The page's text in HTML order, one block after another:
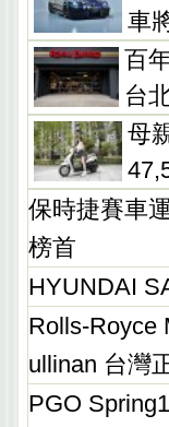
車
百
台
母
保時捷賽車
榜首
HYUNDAI
Rolls-Royce
ullinan 台灣
PGO